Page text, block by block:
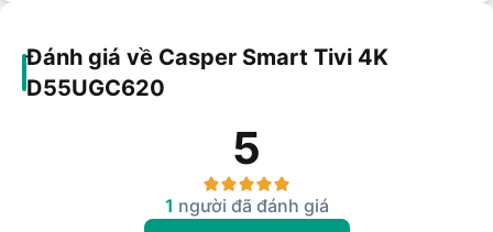
Đánh giá về Casper Smart Tivi 4K
D55UGC620
5
1 người đã đánh giá